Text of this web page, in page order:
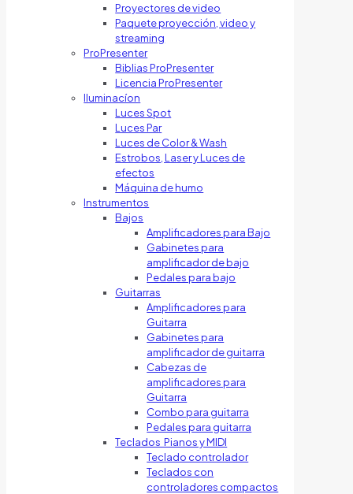
Proyectores de video
Paquete proyección, video y
streaming
ProPresenter
Biblias ProPresenter
Licencia ProPresenter
Iluminacíon
Luces Spot
Luces Par
Luces de Color & Wash
Estrobos, Laser y Luces de
efectos
Máquina de humo
Instrumentos
Bajos
Amplificadores para Bajo
Gabinetes para
amplificador de bajo
Pedales para bajo
Guitarras
Amplificadores para
Guitarra
Gabinetes para
amplificador de guitarra
Cabezas de
amplificadores para
Guitarra
Combo para guitarra
Pedales para guitarra
Teclados Pianos y MIDI
Teclado controlador
Teclados con
controladores compactos